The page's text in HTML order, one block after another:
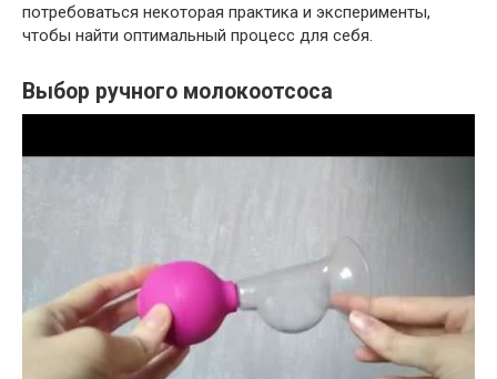
потребоваться некоторая практика и эксперименты,
чтобы найти оптимальный процесс для себя.
Выбор ручного молокоотсоса